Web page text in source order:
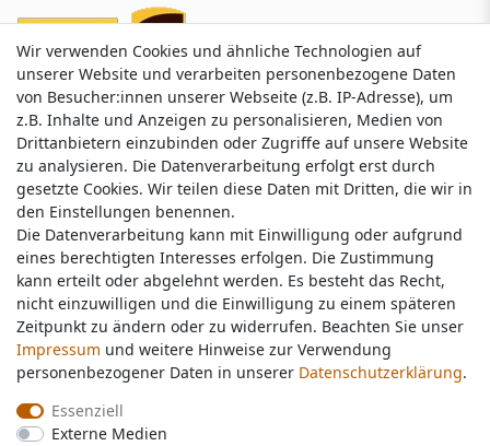
Service & Kontakt
Wünschen Sie einen Rückruf?
service@nawajo.de
Schreiben Sie uns:
service@nawajo.de
Wir verwenden Cookies und ähnliche Technologien auf
unserer Website und verarbeiten personenbezogene Daten
von Besucher:innen unserer Webseite (z.B. IP-Adresse), um
z.B. Inhalte und Anzeigen zu personalisieren, Medien von
Drittanbietern einzubinden oder Zugriffe auf unsere Website
zu analysieren. Die Datenverarbeitung erfolgt erst durch
gesetzte Cookies. Wir teilen diese Daten mit Dritten, die wir in
den Einstellungen benennen.
Die Datenverarbeitung kann mit Einwilligung oder aufgrund
eines berechtigten Interesses erfolgen. Die Zustimmung
kann erteilt oder abgelehnt werden. Es besteht das Recht,
nicht einzuwilligen und die Einwilligung zu einem späteren
Zeitpunkt zu ändern oder zu widerrufen. Beachten Sie unser
Impressum und weitere Hinweise zur Verwendung
personenbezogener Daten in unserer Daten­schutz­erklärung.
Essenziell
Externe Medien
Wir verwenden Cookies und ähnliche Technologien auf
unserer Website und verarbeiten personenbezogene Daten
von Besucher:innen unserer Webseite (z.B. IP-Adresse), um
z.B. Inhalte und Anzeigen zu personalisieren, Medien von
Drittanbietern einzubinden oder Zugriffe auf unsere Website
zu analysieren. Die Datenverarbeitung erfolgt erst durch
gesetzte Cookies. Wir teilen diese Daten mit Dritten, die wir in
den Einstellungen benennen.
Die Datenverarbeitung kann mit Einwilligung oder aufgrund
eines berechtigten Interesses erfolgen. Die Zustimmung
kann erteilt oder abgelehnt werden. Es besteht das Recht,
nicht einzuwilligen und die Einwilligung zu einem späteren
Zeitpunkt zu ändern oder zu widerrufen. Beachten Sie unser
Impressum und weitere Hinweise zur Verwendung
personenbezogener Daten in unserer Daten­schutz­erklärung.
Essenziell
Externe Medien